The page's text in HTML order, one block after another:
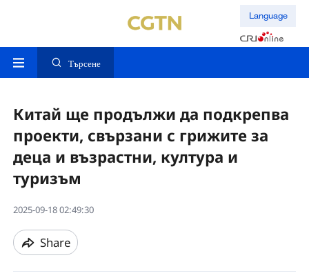
Language
Търсене
Китай ще продължи да подкрепва
проекти, свързани с грижите за
деца и възрастни, култура и
туризъм
2025-09-18 02:49:30
Share